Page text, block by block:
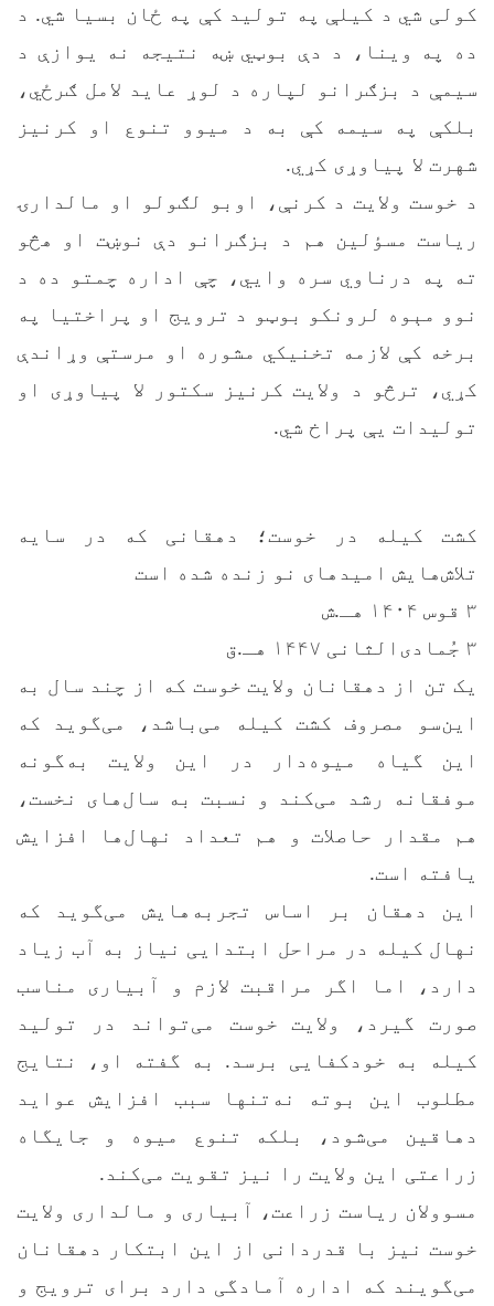
کولی شي د کیلې په تولید کې په ځان بسیا شي. د
ده په وینا، د دې بوټي ښه نتیجه نه یوازې د
سیمې د بزګرانو لپاره د لوړ عاید لامل ګرځي،
بلکې په سیمه کې به د میوو تنوع او کرنیز
شهرت لا پیاوړی کړي.
د خوست ولایت د کرنې، اوبو لګولو او مالدارۍ
ریاست مسؤلین هم د بزګرانو دې نوښت او هڅو
ته په درناوي سره وایي، چې اداره چمتو ده د
نوو مېوه لرونکو بوټو د ترویج او پراختیا په
برخه کې لازمه تخنیکي مشوره او مرستې وړاندې
کړي، ترڅو د ولایت کرنیز سکتور لا پیاوړی او
تولیدات یې پراخ شي.
کشت کیله در خوست؛ دهقانی که در سایه
تلاش‌هایش امیدهای نو زنده شده است
۳ قوس ۱۴۰۴ هـ.ش
۳ جُمادی‌الثانی ۱۴۴۷ هـ.ق
یک تن از دهقانان ولایت خوست که از چند سال به
این‌سو مصروف کشت کیله می‌باشد، می‌گوید که
این گیاه میوه‌دار در این ولایت به‌گونه
موفقانه رشد می‌کند و نسبت به سال‌های نخست،
هم مقدار حاصلات و هم تعداد نهال‌ها افزایش
یافته است.
این دهقان بر اساس تجربه‌هایش می‌گوید که
نهال کیله در مراحل ابتدایی نیاز به آب زیاد
دارد، اما اگر مراقبت لازم و آبیاری مناسب
صورت گیرد، ولایت خوست می‌تواند در تولید
کیله به خودکفایی برسد. به گفته او، نتایج
مطلوب این بوته نه‌تنها سبب افزایش عواید
دهاقین می‌شود، بلکه تنوع میوه و جایگاه
زراعتی این ولایت را نیز تقویت می‌کند.
مسوولان ریاست زراعت، آبیاری و مالداری ولایت
خوست نیز با قدردانی از این ابتکار دهقانان
می‌گویند که اداره آمادگی دارد برای ترویج و